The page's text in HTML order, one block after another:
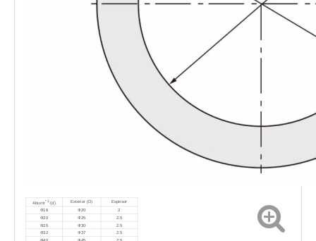
Aburrir*1(d) Exterior (D)
Espesor
Ф16
Ф20
2
Ф20
Ф25
2.5
Ф25
Ф30
2.5
Ф32
Ф37
2.5
Ф40
Ф45
2.5